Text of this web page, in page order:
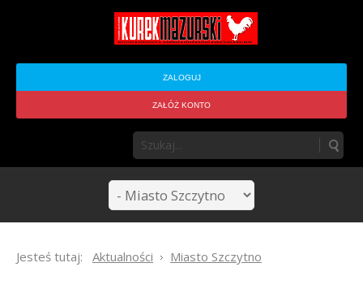
ZALOGUJ
ZAŁÓŻ KONTO
Jesteś tutaj: Aktualności Miasto Szczytno